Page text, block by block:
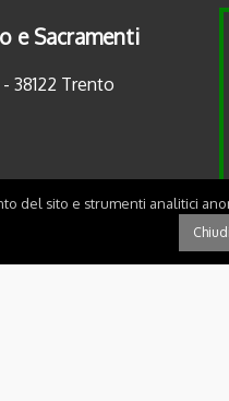
e Sacramenti
38122 Trento
del sito e strumenti analitici
Chiudi